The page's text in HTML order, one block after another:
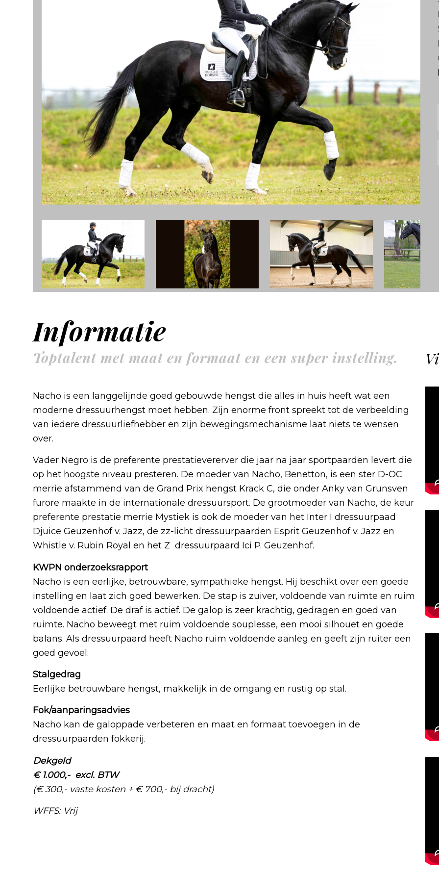
Informatie
Toptalent met maat en formaat en een super instelling.
Nacho is een langgelijnde goed gebouwde hengst die alles in huis heeft wat een
moderne dressuurhengst moet hebben. Zijn enorme front spreekt tot de verbeelding
van iedere dressuurliefhebber en zijn bewegingsmechanisme laat niets te wensen
over.
Vader Negro is de preferente prestatievererver die jaar na jaar sportpaarden levert die
op het hoogste niveau presteren. De moeder van Nacho, Benetton, is een ster D-OC
merrie afstammend van de Grand Prix hengst Krack C, die onder Anky van Grunsven
furore maakte in de internationale dressuursport. De grootmoeder van Nacho, de keur
preferente prestatie merrie Mystiek is ook de moeder van het Inter I dressuurpaad
Djuice Geuzenhof v. Jazz, de zz-licht dressuurpaarden Esprit Geuzenhof v. Jazz en
Whistle v. Rubin Royal en het Z dressuurpaard Ici P. Geuzenhof.
KWPN onderzoeksrapport
Nacho is een eerlijke, betrouwbare, sympathieke hengst. Hij beschikt over een goede
instelling en laat zich goed bewerken. De stap is zuiver, voldoende van ruimte en ruim
voldoende actief. De draf is actief. De galop is zeer krachtig, gedragen en goed van
ruimte. Nacho beweegt met ruim voldoende souplesse, een mooi silhouet en goede
balans. Als dressuurpaard heeft Nacho ruim voldoende aanleg en geeft zijn ruiter een
goed gevoel.
Stalgedrag
Eerlijke betrouwbare hengst, makkelijk in de omgang en rustig op stal.
Fok/aanparingsadvies
Nacho kan de galoppade verbeteren en maat en formaat toevoegen in de
dressuurpaarden fokkerij.
Dekgeld
€ 1.000,- excl. BTW
(€ 300,- vaste kosten + € 700,- bij dracht)
WFFS: Vrij